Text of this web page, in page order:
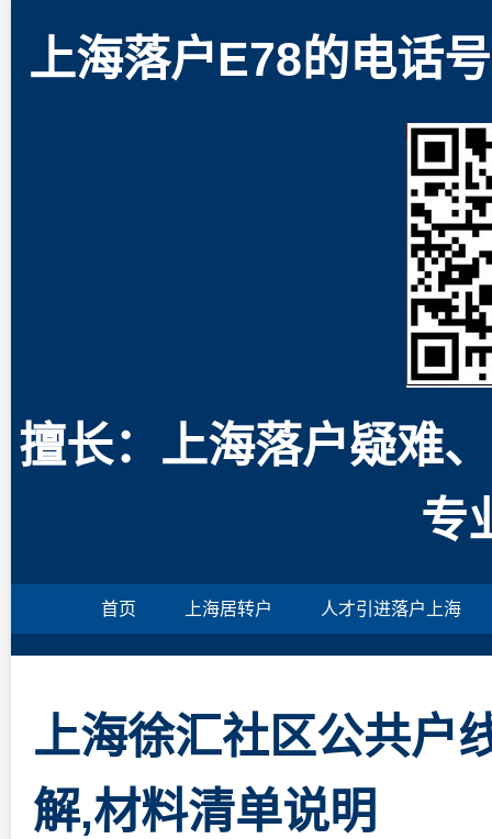
上海落户E78的电话
擅长：上海落户疑难
专
首页 上海居转户 人才引进落户上海
上海徐汇社区公共户
解,材料清单说明